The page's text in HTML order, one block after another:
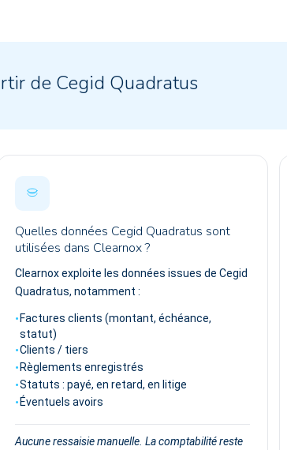
de Cegid Quadratus
Quelles données Cegid Quadratus sont
utilisées dans Clearnox ?
Clearnox exploite les données issues de Cegid
Quadratus, notamment :
Factures clients (montant, échéance,
statut)
Clients / tiers
Règlements enregistrés
Statuts : payé, en retard, en litige
Éventuels avoirs
Aucune ressaisie manuelle. La comptabilité reste